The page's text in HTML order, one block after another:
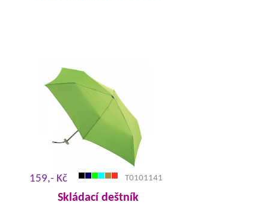
159,- Kč T0101141
Skládací deštník